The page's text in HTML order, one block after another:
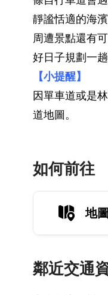
靜謐恬適的海濱
周遭景點還有
好日子規劃一
【小提醒】
因單車道或是
道地圖。
如何前往
地
鄰近交通